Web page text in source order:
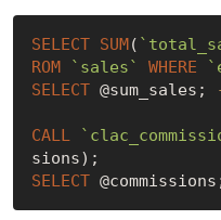
SELECT SUM(
ROM
`sales` WHERE
SELECT @sum_sales;
CALL
SELECT